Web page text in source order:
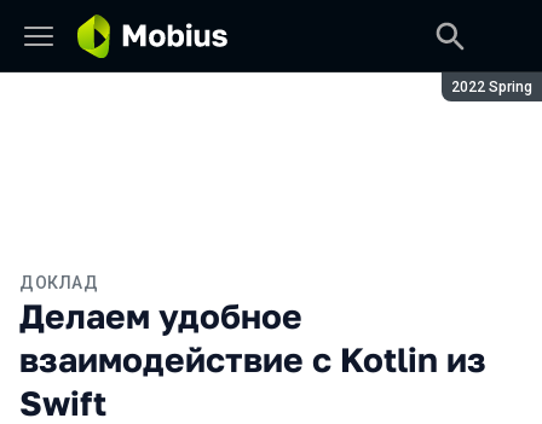
Сезон:
2022 Spring
ДОКЛАД
Делаем удобное
взаимодействие с Kotlin из
Swift